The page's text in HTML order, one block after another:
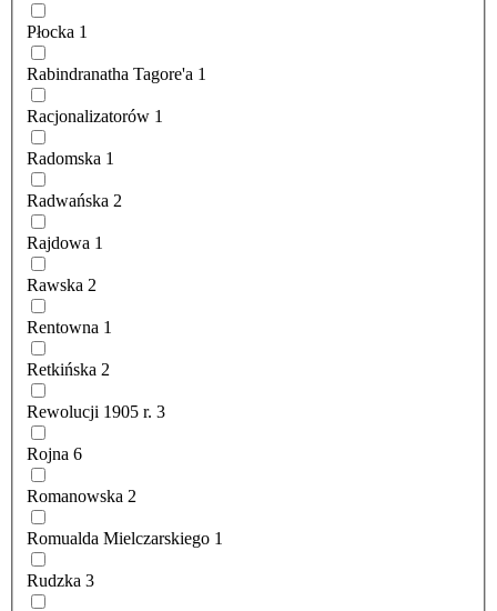
Płocka 1
Rabindranatha Tagore'a 1
Racjonalizatorów 1
Radomska 1
Radwańska 2
Rajdowa 1
Rawska 2
Rentowna 1
Retkińska 2
Rewolucji 1905 r. 3
Rojna 6
Romanowska 2
Romualda Mielczarskiego 1
Rudzka 3